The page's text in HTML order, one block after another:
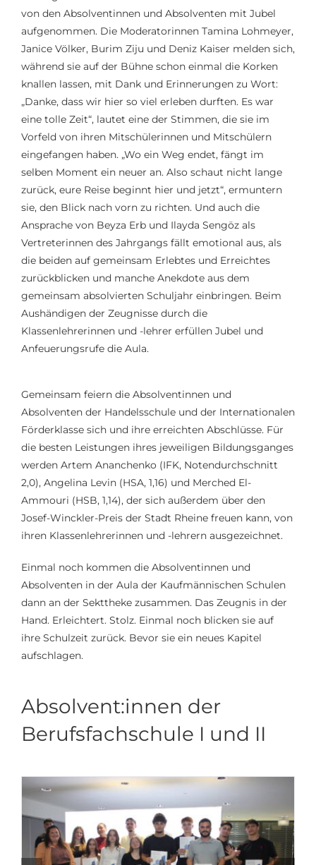
von den Absolventinnen und Absolventen mit Jubel
aufgenommen. Die Moderatorinnen Tamina Lohmeyer,
Janice Völker, Burim Ziju und Deniz Kaiser melden sich,
während sie auf der Bühne schon einmal die Korken
knallen lassen, mit Dank und Erinnerungen zu Wort:
„Danke, dass wir hier so viel erleben durften. Es war
eine tolle Zeit“, lautet eine der Stimmen, die sie im
Vorfeld von ihren Mitschülerinnen und Mitschülern
eingefangen haben. „Wo ein Weg endet, fängt im
selben Moment ein neuer an. Also schaut nicht lange
zurück, eure Reise beginnt hier und jetzt“, ermuntern
sie, den Blick nach vorn zu richten. Und auch die
Ansprache von Beyza Erb und Ilayda Sengöz als
Vertreterinnen des Jahrgangs fällt emotional aus, als
die beiden auf gemeinsam Erlebtes und Erreichtes
zurückblicken und manche Anekdote aus dem
gemeinsam absolvierten Schuljahr einbringen. Beim
Aushändigen der Zeugnisse durch die
Klassenlehrerinnen und -lehrer erfüllen Jubel und
Anfeuerungsrufe die Aula.
Gemeinsam feiern die Absolventinnen und
Absolventen der Handelsschule und der Internationalen
Förderklasse sich und ihre erreichten Abschlüsse. Für
die besten Leistungen ihres jeweiligen Bildungsganges
werden Artem Ananchenko (IFK, Notendurchschnitt
2,0), Angelina Levin (HSA, 1,16) und Merched El-
Ammouri (HSB, 1,14), der sich außerdem über den
Josef-Winckler-Preis der Stadt Rheine freuen kann, von
ihren Klassenlehrerinnen und -lehrern ausgezeichnet.
Einmal noch kommen die Absolventinnen und
Absolventen in der Aula der Kaufmännischen Schulen
dann an der Sekttheke zusammen. Das Zeugnis in der
Hand. Erleichtert. Stolz. Einmal noch blicken sie auf
ihre Schulzeit zurück. Bevor sie ein neues Kapitel
aufschlagen.
Absolvent:innen der
Berufsfachschule I und II